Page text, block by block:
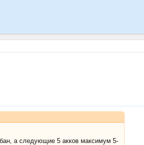
а следующие 5 акков максимум 5-